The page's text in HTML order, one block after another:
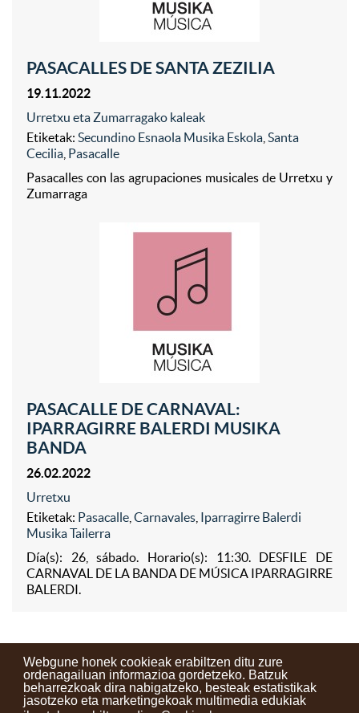
Webgune honek cookieak erabiltzen ditu zure
ordenagailuan informazioa gordetzeko. Batzuk
beharrezkoak dira nabigatzeko, besteak estatistikak
jasotzeko eta marketingekoak multimedia edukiak
PASACALLES DE SANTA ZEZILIA
19.11.2022
Urretxu eta Zumarragako kaleak
Etiketak: Secundino Esnaola Musika Eskola Santa
Cecilia Pasacalle
Pasacalles con las agrupaciones musicales de Urretxu y
Zumarraga
PASACALLE DE CARNAVAL:
IPARRAGIRRE BALERDI MUSIKA
BANDA
26.02.2022
Urretxu
Etiketak: Pasacalle Carnavales Iparragirre Balerdi
Musika Tailerra
Día(s): 26, sábado. Horario(s): 11:30. DESFILE DE
CARNAVAL DE LA BANDA DE MÚSICA IPARRAGIRRE
BALERDI.
Kontaktuak Erabilera baldintzak Lege oharra Berriak